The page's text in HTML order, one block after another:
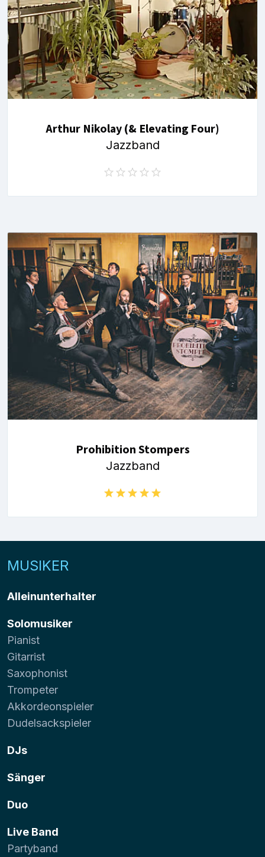
Arthur Nikolay (& Elevating Four)
Jazzband
Prohibition Stompers
Jazzband
MUSIKER
Alleinunterhalter
Solomusiker
Pianist
Gitarrist
Saxophonist
Trompeter
Akkordeonspieler
Dudelsackspieler
DJs
Sänger
Duo
Live Band
Partyband